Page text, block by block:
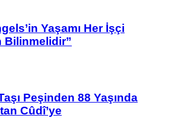
Yaşamı Her İşçi
Bilinmelidir”
Peşinden 88 Yaşında
Cûdî’ye